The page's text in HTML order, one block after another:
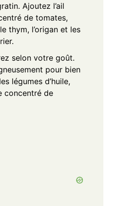
Ajoutez l’ail
de tomates,
le thym, l’origan et les
selon votre goût.
pour bien
légumes d’huile,
concentré de